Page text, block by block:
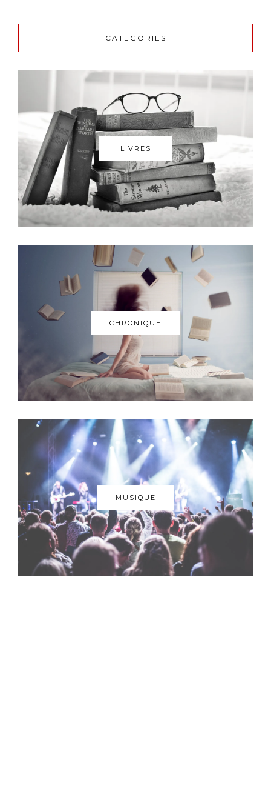
CATEGORIES
LIVRES
CHRONIQUE
MUSIQUE